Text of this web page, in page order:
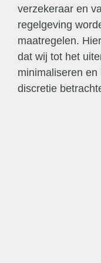
verzekeraar en
regelgeving
maatregelen.
dat wij tot het
minimaliseren
discretie